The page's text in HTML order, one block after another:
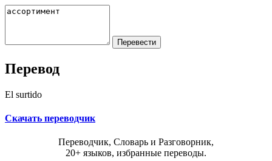
Перевод
El surtido
Скачать переводчик
Переводчик, Словарь и Разговорник,
20+ языков, избранные переводы.